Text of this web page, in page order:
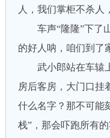
人，我们掌柜不杀人
车声“隆隆”下了山
的好人呐，咱们到了
武小郎站在车辕上
房后客房，大门口挂
什么名字？那不可能
栈”，那会吓跑所有的